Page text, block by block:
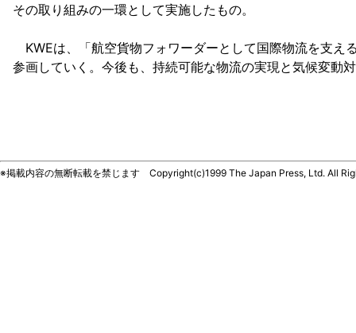
その取り組みの一環として実施したもの。
KWEは、「航空貨物フォワーダーとして国際物流を支え
参画していく。今後も、持続可能な物流の実現と気候変動
※掲載内容の無断転載を禁じます Copyright(c)1999 The Japan Press, Ltd. All